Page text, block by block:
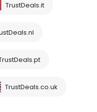
TrustDeals.it
TrustDeals.co.uk